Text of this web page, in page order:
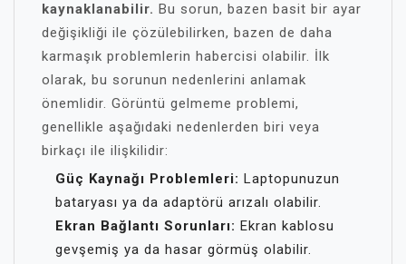
kaynaklanabilir. Bu sorun, bazen basit bir ayar
değişikliği ile çözülebilirken, bazen de daha
karmaşık problemlerin habercisi olabilir. İlk
olarak, bu sorunun nedenlerini anlamak
önemlidir. Görüntü gelmeme problemi,
genellikle aşağıdaki nedenlerden biri veya
birkaçı ile ilişkilidir:
Güç Kaynağı Problemleri: Laptopunuzun
bataryası ya da adaptörü arızalı olabilir.
Ekran Bağlantı Sorunları: Ekran kablosu
gevşemiş ya da hasar görmüş olabilir.